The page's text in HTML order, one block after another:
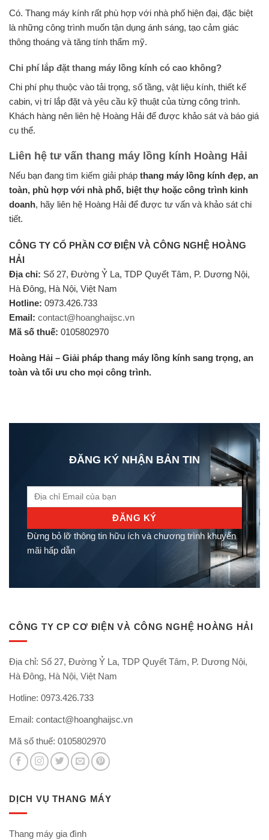
Có. Thang máy kính rất phù hợp với nhà phố hiện đại, đặc biệt
là những công trình muốn tận dụng ánh sáng, tạo cảm giác
thông thoáng và tăng tính thẩm mỹ.
Chi phí lắp đặt thang máy lồng kính có cao không?
Chi phí phụ thuộc vào tải trọng, số tầng, vật liệu kính, thiết kế
cabin, vị trí lắp đặt và yêu cầu kỹ thuật của từng công trình.
Khách hàng nên liên hệ Hoàng Hải để được khảo sát và báo giá
cụ thể.
Liên hệ tư vấn thang máy lồng kính Hoàng Hải
Nếu bạn đang tìm kiếm giải pháp thang máy lồng kính đẹp, an
toàn, phù hợp với nhà phố, biệt thự hoặc công trình kinh
doanh, hãy liên hệ Hoàng Hải để được tư vấn và khảo sát chi
tiết.
CÔNG TY CỔ PHẦN CƠ ĐIỆN VÀ CÔNG NGHỆ HOÀNG
HẢI
Địa chỉ: Số 27, Đường Ỷ La, TDP Quyết Tâm, P. Dương Nội,
Hà Đông, Hà Nội, Việt Nam
Hotline: 0973.426.733
Email: contact@hoanghaijsc.vn
Mã số thuế: 0105802970
Hoàng Hải – Giải pháp thang máy lồng kính sang trọng, an
toàn và tối ưu cho mọi công trình.
ĐĂNG KÝ NHẬN BẢN TIN
Đừng bỏ lỡ thông tin hữu ích và chương trình khuyến
mãi hấp dẫn
CÔNG TY CP CƠ ĐIỆN VÀ CÔNG NGHỆ HOÀNG HẢI
Địa chỉ: Số 27, Đường Ỷ La, TDP Quyết Tâm, P. Dương Nội,
Hà Đông, Hà Nội, Việt Nam
Hotline: 0973.426.733
Email: contact@hoanghaijsc.vn
Mã số thuế: 0105802970
DỊCH VỤ THANG MÁY
Thang máy gia đình